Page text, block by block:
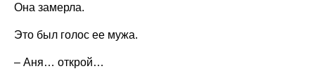
Она замерла.
Это был голос ее мужа.
– Аня… открой…